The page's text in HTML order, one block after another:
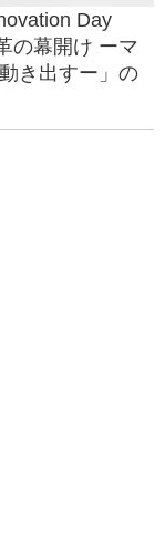
Day
の幕開け ーマ
き出すー」の